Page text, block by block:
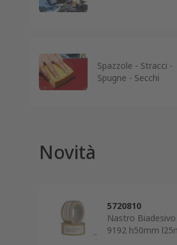
Spazzole - Stracci -
Spugne - Secchi
Novità
5720810
Nastro
9192 h50mm